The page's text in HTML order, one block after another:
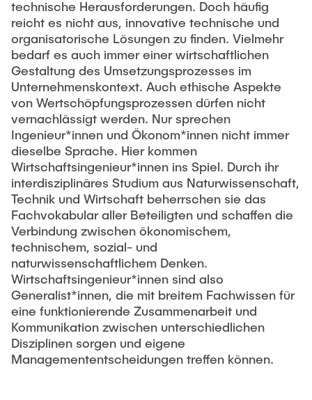
technische Herausforderungen. Doch häufig
reicht es nicht aus, innovative technische und
organisatorische Lösungen zu finden. Vielmehr
bedarf es auch immer einer wirtschaftlichen
Gestaltung des Umsetzungsprozesses im
Unternehmenskontext. Auch ethische Aspekte
von Wertschöpfungsprozessen dürfen nicht
vernachlässigt werden. Nur sprechen
Ingenieur*innen und Ökonom*innen nicht immer
dieselbe Sprache. Hier kommen
Wirtschaftsingenieur*innen ins Spiel. Durch ihr
interdisziplinäres Studium aus Naturwissenschaft,
Technik und Wirtschaft beherrschen sie das
Fachvokabular aller Beteiligten und schaffen die
Verbindung zwischen ökonomischem,
technischem, sozial- und
naturwissenschaftlichem Denken.
Wirtschaftsingenieur*innen sind also
Generalist*innen, die mit breitem Fachwissen für
eine funktionierende Zusammenarbeit und
Kommunikation zwischen unterschiedlichen
Disziplinen sorgen und eigene
Managemententscheidungen treffen können.